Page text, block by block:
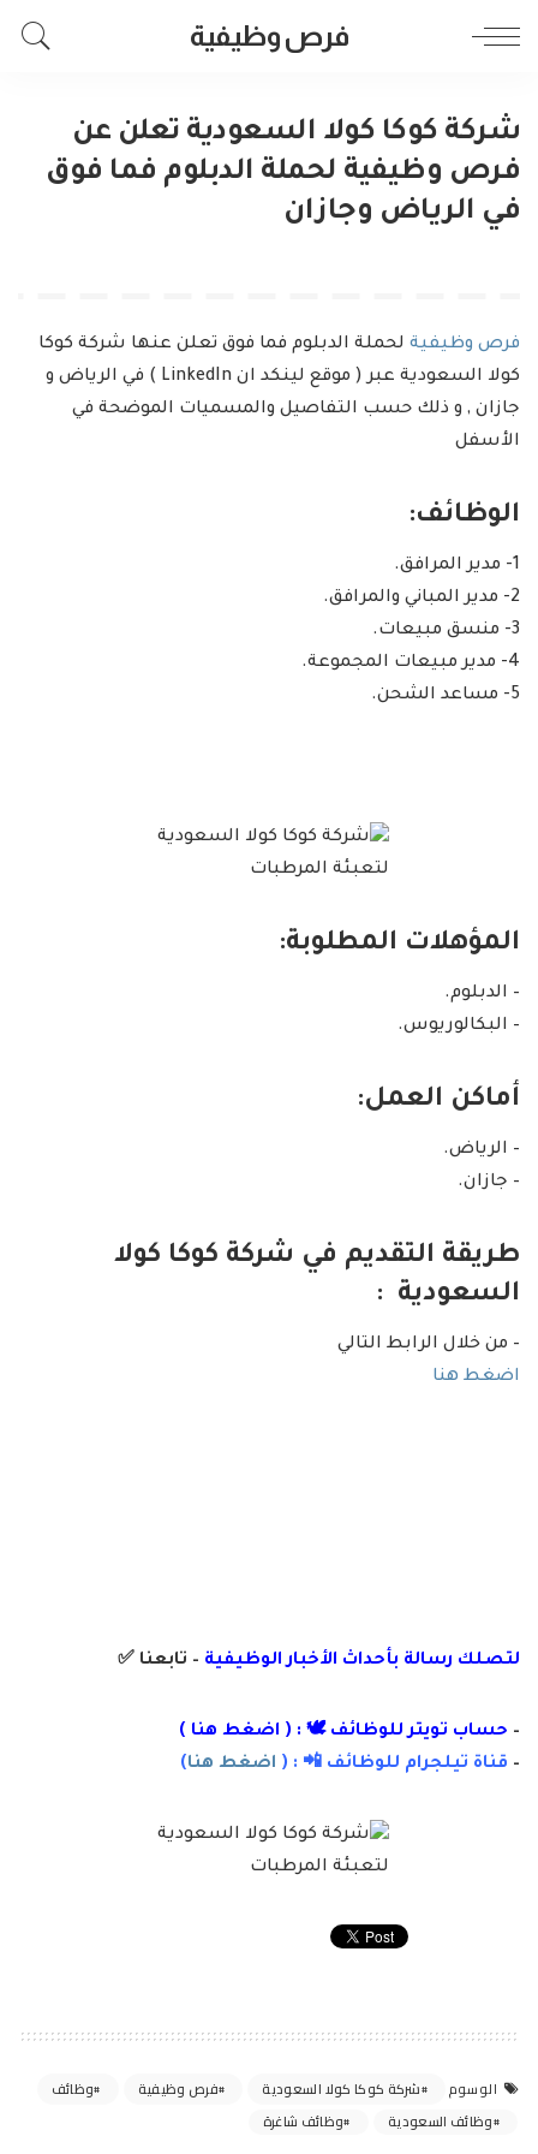
فرص وظيفية
شركة كوكا كولا السعودية تعلن عن
فرص وظيفية لحملة الدبلوم فما فوق
في الرياض وجازان
فرص وظيفية لحملة الدبلوم فما فوق تعلن عنها شركة كوكا
كولا السعودية عبر ( موقع لينكد ان LinkedIn ) في الرياض و
جازان , و ذلك حسب التفاصيل والمسميات الموضحة في
الأسفل
الوظائف:
1- مدير المرافق.
2- مدير المباني والمرافق.
3- منسق مبيعات.
4- مدير مبيعات المجموعة.
5- مساعد الشحن.
المؤهلات المطلوبة:
– الدبلوم.
– البكالوريوس.
أماكن العمل:
– الرياض.
– جازان.
طريقة التقديم في شركة كوكا كولا
السعودية :
– من خلال الرابط التالي
اضغط هنا
لتصلك رسالة بأحداث الأخبار الوظيفية – تابعنا ✅
– حساب تويتر للوظائف 🕊 : ( اضغط هنا )
– قناة تيلجرام للوظائف 📲 : ( اضغط هنا)
الوسوم شركة كوكا كولا السعودية فرص وظيفية
وظائف
وظائف السعودية
وظائف شاغرة